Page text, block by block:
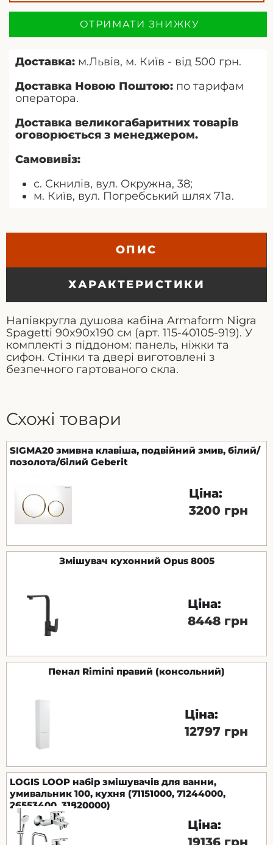
ОТРИМАТИ ЗНИЖКУ
Доставка: м.Львів, м. Київ - від 500 грн.
Доставка Новою Поштою: по тарифам
оператора.
Доставка великогабаритних товарів
оговорюється з менеджером.
Самовивіз:
с. Скнилів, вул. Окружна, 38;
м. Київ, вул. Погребський шлях 71а.
ОПИС
ХАРАКТЕРИСТИКИ
Напівкругла душова кабіна Armaform Nigra
Spagetti 90x90x190 см (арт. 115-40105-919). У
комплекті з піддоном: панель, ніжки та
сифон. Стінки та двері виготовлені з
безпечного гартованого скла.
Схожі товари
SIGMA20 змивна клавіша, подвійний змив, білий/
позолота/білий Geberit
Ціна:
3200 грн
Змішувач кухонний Opus 8005
Ціна:
8448 грн
Пенал Rimini правий (консольний)
Ціна:
12797 грн
LOGIS LOOP набір змішувачів для ванни,
умивальник 100, кухня (71151000, 71244000,
26553400, 31820000)
Ціна:
19136 грн